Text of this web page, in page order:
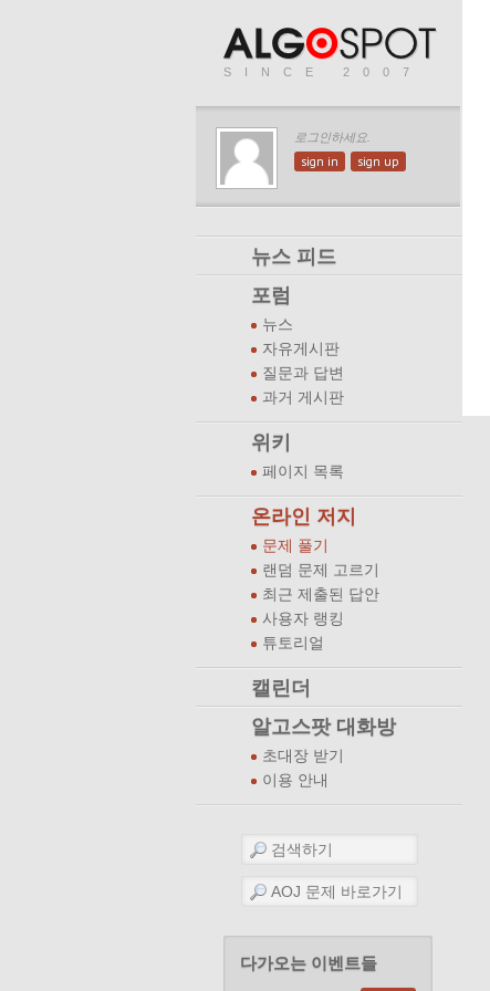
SINCE 2007
로그인하세요.
sign in sign up
뉴스 피드
포럼
뉴스
자유게시판
질문과 답변
과거 게시판
위키
페이지 목록
온라인 저지
문제 풀기
랜덤 문제 고르기
최근 제출된 답안
사용자 랭킹
튜토리얼
캘린더
알고스팟 대화방
초대장 받기
이용 안내
다가오는 이벤트들